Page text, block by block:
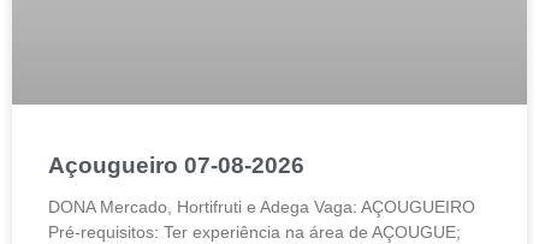
Açougueiro 07-08-2026
DONA Mercado, Hortifruti e Adega Vaga: AÇOUGUEIRO
Pré-requisitos: Ter experiência na área de AÇOUGUE;